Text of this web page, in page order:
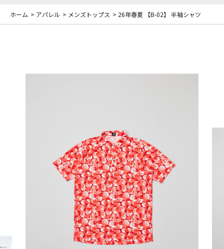
ホーム > アパレル > メンズトップス > 26年春夏 【B-02】 半袖シャツ